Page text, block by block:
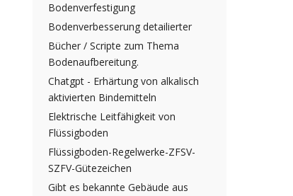
Bodenverfestigung
Bodenverbesserung detailierter
Bücher / Scripte zum Thema
Bodenaufbereitung.
Chatgpt - Erhärtung von alkalisch
aktivierten Bindemitteln
Elektrische Leitfähigkeit von
Flüssigboden
Flüssigboden-Regelwerke-ZFSV-
SZFV-Gütezeichen
Gibt es bekannte Gebäude aus